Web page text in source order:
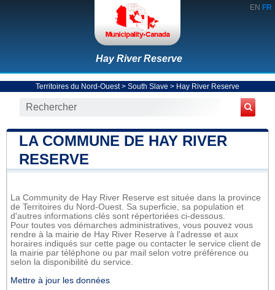
EN FR
Hay River Reserve
Territoires du Nord-Ouest> South Slave > Hay River Reserve
LA COMMUNE DE HAY RIVER
RESERVE
La Community de Hay River Reserve est située dans la province
de Territoires du Nord-Ouest. Sa superficie, sa population et
d'autres informations clés sont répertoriées ci-dessous.
Pour toutes vos démarches administratives, vous pouvez vous
rendre à la mairie de Hay River Reserve à l'adresse et aux
horaires indiqués sur cette page ou contacter le service client de
la mairie par téléphone ou par mail selon votre préférence ou
selon la disponibilité du service.
Mettre à jour les données